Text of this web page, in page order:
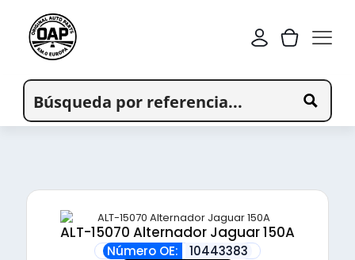
ALT-15070 Alternador Jaguar 150A
Número OE: 10443383